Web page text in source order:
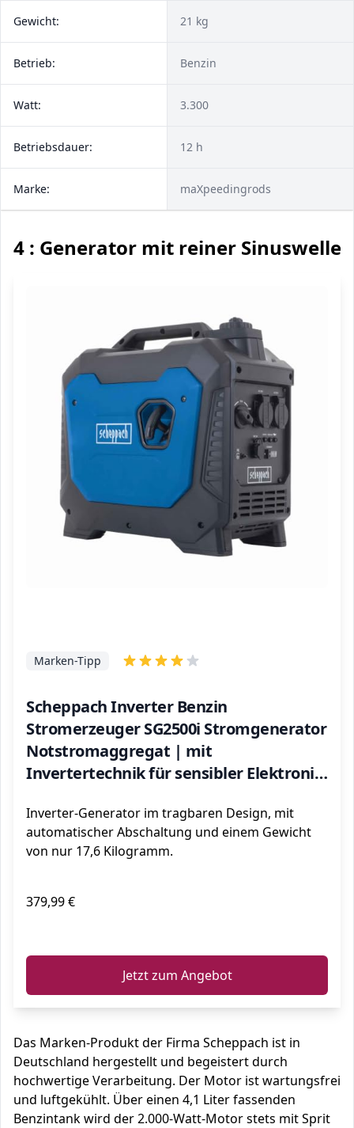
Gewicht: 21 kg
Betrieb: Benzin
Watt: 3.300
Betriebsdauer: 12 h
Marke: maXpeedingrods
4 : Generator mit reiner Sinuswelle
Scheppach Inverter Benzin
Stromerzeuger SG2500i Stromgenerator
Notstromaggregat | mit
Invertertechnik für sensibler Elektronik
2x USB Typ A | 64,1dB Lautstärke
Marken-Tipp
Inverter-Generator im tragbaren Design, mit
automatischer Abschaltung und einem Gewicht
von nur 17,6 Kilogramm.
379,99 €
Jetzt zum Angebot
Das Marken-Produkt der Firma Scheppach ist in
Deutschland hergestellt und begeistert durch
hochwertige Verarbeitung. Der Motor ist wartungsfrei
und luftgekühlt. Über einen 4,1 Liter fassenden
Benzintank wird der 2.000-Watt-Motor stets mit Sprit